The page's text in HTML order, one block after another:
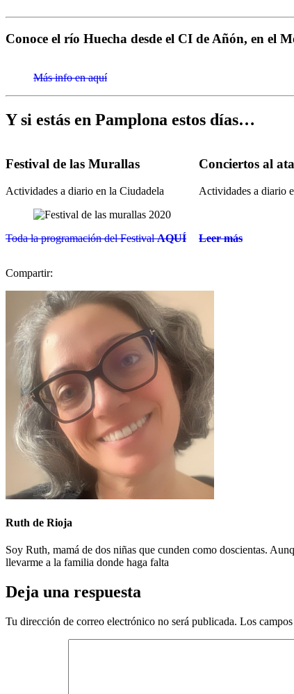
Conoce el río Huecha desde el CI de Añón, en el
Más info en aquí
Y si estás en Pamplona estos días…
Festival de las Murallas
Actividades a diario en la Ciudadela
Toda la programación del FestivalAQUÍ
Conciertos al
Actividades a diario
Leer más
Compartir:
Ruth de Rioja
Soy Ruth, mamá de dos niñas que cunden como doscientas.
llevarme a la familia donde haga falta
Deja una respuesta
Tu dirección de correo electrónico no será publicada. Los